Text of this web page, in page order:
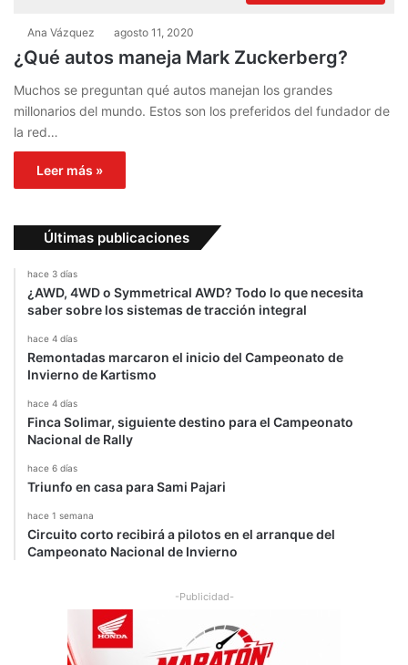
Ana Vázquez agosto 11, 2020
¿Qué autos maneja Mark Zuckerberg?
Muchos se preguntan qué autos manejan los grandes
millonarios del mundo. Estos son los preferidos del fundador de
la red…
Leer más »
Últimas publicaciones
hace 3 días
¿AWD, 4WD o Symmetrical AWD? Todo lo que necesita
saber sobre los sistemas de tracción integral
hace 4 días
Remontadas marcaron el inicio del Campeonato de
Invierno de Kartismo
hace 4 días
Finca Solimar, siguiente destino para el Campeonato
Nacional de Rally
hace 6 días
Triunfo en casa para Sami Pajari
hace 1 semana
Circuito corto recibirá a pilotos en el arranque del
Campeonato Nacional de Invierno
-Publicidad-